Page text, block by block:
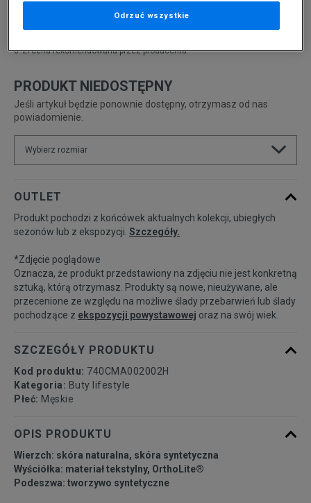
0 zł cena rekomendowana przez producenta
289,99 zł
PRODUKT NIEDOSTĘPNY
Jeśli artykuł będzie ponownie dostępny, otrzymasz od nas
powiadomienie.
Wybierz rozmiar
40 25,1 cm Powiadom o dostępności
40,5 25,4 cm
41 25,8 cm Powiadom o dostępności
42,5 26,7 cm
44 27,8 cm Powiadom o dostępności
OUTLET
Produkt pochodzi z końcówek aktualnych kolekcji, ubiegłych
sezonów lub z ekspozycji. Szczegóły.
*Zdjęcie poglądowe
Oznacza, że produkt przedstawiony na zdjęciu nie jest konkretną
sztuką, którą otrzymasz. Produkty są nowe, nieużywane, ale
przecenione ze względu na możliwe ślady przebarwień lub ślady
pochodzące z ekspozycji powystawowej oraz na swój wiek.
SZCZEGÓŁY PRODUKTU
Kod produktu: 740CMA002002H
Kategoria: Buty lifestyle
Płeć: Męskie
OPIS PRODUKTU
Wierzch: skóra naturalna, skóra syntetyczna
Wyściółka: materiał tekstylny, OrthoLite®
Podeszwa: tworzywo syntetyczne
Odrzuć wszystkie